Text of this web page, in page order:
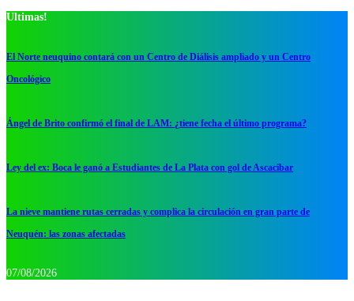
Ultimas!
El Norte neuquino contará con un Centro de Diálisis ampliado y un Centro
Oncológico
Ángel de Brito confirmó el final de LAM: ¿tiene fecha el último programa?
Ley del ex: Boca le ganó a Estudiantes de La Plata con gol de Ascacibar
La nieve mantiene rutas cerradas y complica la circulación en gran parte de
Neuquén: las zonas afectadas
07/08/2026